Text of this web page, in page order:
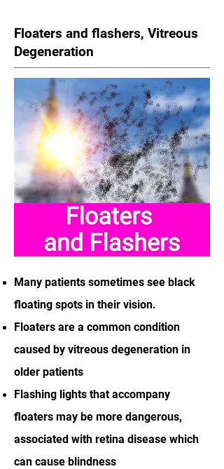
Floaters and flashers, Vitreous
Degeneration
Many patients sometimes see black
floating spots in their vision.
Floaters are a common condition
caused by vitreous degeneration in
older patients
Flashing lights that accompany
floaters may be more dangerous,
associated with retina disease which
can cause blindness